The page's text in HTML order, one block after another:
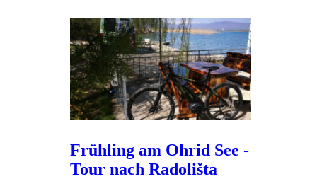
Frühling am Ohrid See -
Tour nach Radolišta